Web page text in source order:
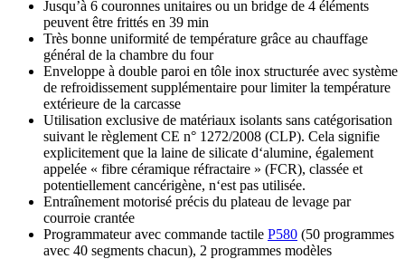
Jusqu’à 6 couronnes unitaires ou un bridge de 4 éléments
peuvent être frittés en 39 min
Très bonne uniformité de température grâce au chauffage
général de la chambre du four
Enveloppe à double paroi en tôle inox structurée avec système
de refroidissement supplémentaire pour limiter la température
extérieure de la carcasse
Utilisation exclusive de matériaux isolants sans catégorisation
suivant le règlement CE n° 1272/2008 (CLP). Cela signifie
explicitement que la laine de silicate d‘alumine, également
appelée « fibre céramique réfractaire » (FCR), classée et
potentiellement cancérigène, n‘est pas utilisée.
Entraînement motorisé précis du plateau de levage par
courroie crantée
Programmateur avec commande tactile P580 (50 programmes
avec 40 segments chacun), 2 programmes modèles